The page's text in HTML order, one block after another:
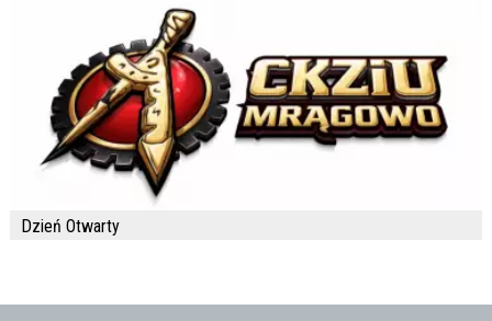
Dzień Otwarty